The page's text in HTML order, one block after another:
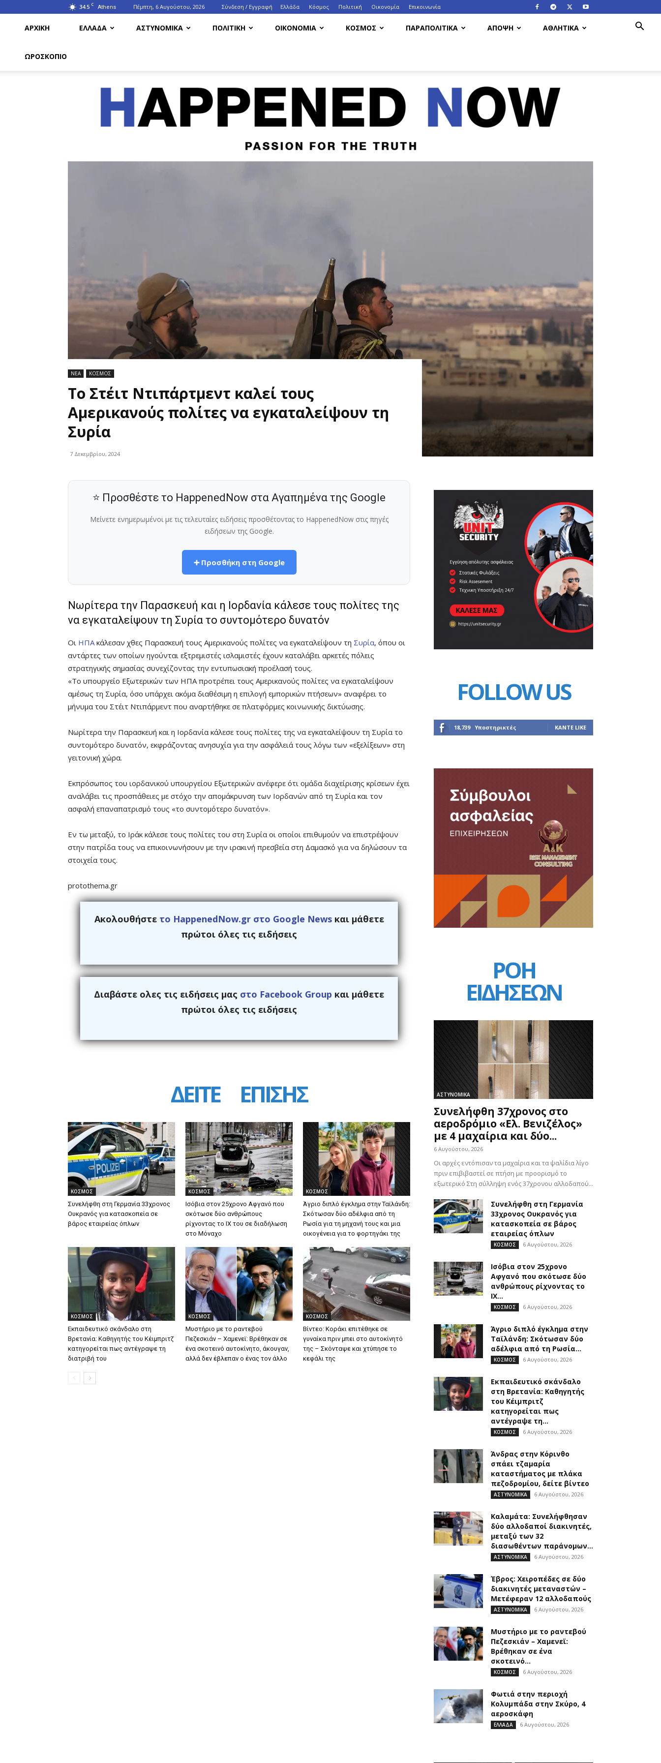
34.5 C Athens Πέμπτη, 6 Αυγούστου, 2026 Σύνδεση / Εγγραφή Ελλάδα Κόσμος Πολιτική Οικονομία Eπικοινωνία
ΑΡΧΙΚΗ ΕΛΛΑΔΑ ΑΣΤΥΝΟΜΙΚΑ ΠΟΛΙΤΙΚΗ ΟΙΚΟΝΟΜΙΑ ΚΟΣΜΟΣ ΠΑΡΑΠΟΛΙΤΙΚΑ ΑΠΟΨΗ ΑΘΛΗΤΙΚΑ
ΩΡΟΣΚΟΠΙΟ
ΝΕΑ ΚΟΣΜΟΣ
Το Στέιτ Ντιπάρτμεντ καλεί τους
Aμερικανούς πολίτες να εγκαταλείψουν τη
Συρία
7 Δεκεμβρίου, 2024
⭐ Προσθέστε το HappenedNow στα Αγαπημένα της Google
Μείνετε ενημερωμένοι με τις τελευταίες ειδήσεις προσθέτοντας το HappenedNow στις πηγές
ειδήσεων της Google.
➕ Προσθήκη στη Google
Νωρίτερα την Παρασκευή και η Ιορδανία κάλεσε τους πολίτες της
να εγκαταλείψουν τη Συρία το συντομότερο δυνατόν
Οι ΗΠΑκάλεσαν χθες Παρασκευή τους Aμερικανούς πολίτες να εγκαταλείψουν τη Συρία, όπου οι
αντάρτες των οποίων ηγούνται εξτρεμιστές ισλαμιστές έχουν καταλάβει αρκετές πόλεις
στρατηγικής σημασίας συνεχίζοντας την εντυπωσιακή προέλασή τους.
«Το υπουργείο Εξωτερικών των ΗΠΑ προτρέπει τους Aμερικανούς πολίτες να εγκαταλείψουν
αμέσως τη Συρία, όσο υπάρχει ακόμα διαθέσιμη η επιλογή εμπορικών πτήσεων» αναφέρει το
μήνυμα του Στέιτ Ντιπάρμεντ που αναρτήθηκε σε πλατφόρμες κοινωνικής δικτύωσης.
Νωρίτερα την Παρασκευή και η Ιορδανία κάλεσε τους πολίτες της να εγκαταλείψουν τη Συρία το
συντομότερο δυνατόν, εκφράζοντας ανησυχία για την ασφάλειά τους λόγω των «εξελίξεων» στη
γειτονική χώρα.
Εκπρόσωπος του ιορδανικού υπουργείου Εξωτερικών ανέφερε ότι ομάδα διαχείρισης κρίσεων έχει
αναλάβει τις προσπάθειες με στόχο την απομάκρυνση των Ιορδανών από τη Συρία και τον
ασφαλή επαναπατρισμό τους «το συντομότερο δυνατόν».
Εν τω μεταξύ, το Ιράκ κάλεσε τους πολίτες του στη Συρία οι οποίοι επιθυμούν να επιστρέψουν
στην πατρίδα τους να επικοινωνήσουν με την ιρακινή πρεσβεία στη Δαμασκό για να δηλώσουν τα
στοιχεία τους.
protothema.gr
Ακολουθήστε το HappenedNow.gr στο Google Newsκαι μάθετε
πρώτοι όλες τις ειδήσεις
Διαβάστε ολες τις ειδήσεις μας στο Facebook Group και μάθετε
πρώτοι όλες τις ειδήσεις
ΔΕΙΤΕ ΕΠΙΣΗΣ
ΚΟΣΜΟΣ
Συνελήφθη στη Γερμανία 33χρονος
Ουκρανός για κατασκοπεία σε
βάρος εταιρείας όπλων
ΚΟΣΜΟΣ
Ισόβια στον 25χρονο Αφγανό που
σκότωσε δύο ανθρώπους
ρίχνοντας το ΙΧ του σε διαδήλωση
στο Μόναχο
ΚΟΣΜΟΣ
Άγριο διπλό έγκλημα στην Ταϊλάνδη:
Σκότωσαν δύο αδέλφια από τη
Ρωσία για τη μηχανή τους και μια
οικογένεια για το φορτηγάκι της
ΚΟΣΜΟΣ
Εκπαιδευτικό σκάνδαλο στη
Βρετανία: Καθηγητής του Κέιμπριτζ
κατηγορείται πως αντέγραψε τη
διατριβή του
ΚΟΣΜΟΣ
Μυστήριο με το ραντεβού
Πεζεσκιάν – Χαμενεϊ: Βρέθηκαν σε
ένα σκοτεινό αυτοκίνητο, άκουγαν,
αλλά δεν έβλεπαν ο ένας τον άλλο
ΚΟΣΜΟΣ
Βίντεο: Κοράκι επιτέθηκε σε
γυναίκα πριν μπει στο αυτοκίνητό
της – Σκόνταψε και χτύπησε το
κεφάλι της
FOLLOW US
18,739 Υποστηρικτές ΚΆΝΤΕ LIKE
ΡΟΗ
ΕΙΔΗΣΕΩΝ
ΑΣΤΥΝΟΜΙΚΑ
Συνελήφθη 37χρονος στο
αεροδρόμιο «Ελ. Βενιζέλος»
με 4 μαχαίρια και δύο...
6 Αυγούστου, 2026
Οι αρχές εντόπισαν τα μαχαίρια και τα ψαλίδια λίγο
πριν επιβιβαστεί σε πτήση με προορισμό το
εξωτερικό Στη σύλληψη ενός 37χρονου αλλοδαπού...
Συνελήφθη στη Γερμανία
33χρονος Ουκρανός για
κατασκοπεία σε βάρος
εταιρείας όπλων
ΚΟΣΜΟΣ 6 Αυγούστου, 2026
Ισόβια στον 25χρονο
Αφγανό που σκότωσε δύο
ανθρώπους ρίχνοντας το
ΙΧ...
ΚΟΣΜΟΣ 6 Αυγούστου, 2026
Άγριο διπλό έγκλημα στην
Ταϊλάνδη: Σκότωσαν δύο
αδέλφια από τη Ρωσία...
ΚΟΣΜΟΣ 6 Αυγούστου, 2026
Εκπαιδευτικό σκάνδαλο
στη Βρετανία: Καθηγητής
του Κέιμπριτζ
κατηγορείται πως
αντέγραψε τη...
ΚΟΣΜΟΣ 6 Αυγούστου, 2026
Άνδρας στην Κόρινθο
σπάει τζαμαρία
καταστήματος με πλάκα
πεζοδρομίου, δείτε βίντεο
ΑΣΤΥΝΟΜΙΚΑ 6 Αυγούστου, 2026
Καλαμάτα: Συνελήφθησαν
δύο αλλοδαποί διακινητές,
μεταξύ των 32
διασωθέντων παράνομων...
ΑΣΤΥΝΟΜΙΚΑ 6 Αυγούστου, 2026
Έβρος: Χειροπέδες σε δύο
διακινητές μεταναστών –
Μετέφεραν 12 αλλοδαπούς
ΑΣΤΥΝΟΜΙΚΑ 6 Αυγούστου, 2026
Μυστήριο με το ραντεβού
Πεζεσκιάν – Χαμενεϊ:
Βρέθηκαν σε ένα
σκοτεινό...
ΚΟΣΜΟΣ 6 Αυγούστου, 2026
Φωτιά στην περιοχή
Κολυμπάδα στην Σκύρο, 4
αεροσκάφη
ΕΛΛΑΔΑ 6 Αυγούστου, 2026